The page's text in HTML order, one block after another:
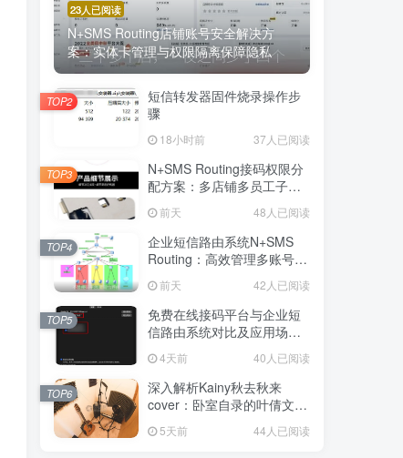
23人已阅读
N+SMS Routing店铺账号安全解决方
案：实体卡管理与权限隔离保障隐私
短信转发器固件烧录操作步
骤
18小时前 37人已阅读
TOP2
N+SMS Routing接码权限分
配方案：多店铺多员工子账
前天 48人已阅读
TOP3
企业短信路由系统N+SMS
Routing：高效管理多账号验
前天 42人已阅读
TOP4
免费在线接码平台与企业短
信路由系统对比及应用场景
4天前 40人已阅读
TOP5
深入解析Kainy秋去秋来
cover：卧室自录的叶倩文经
典粤语情歌翻唱
5天前 44人已阅读
TOP6